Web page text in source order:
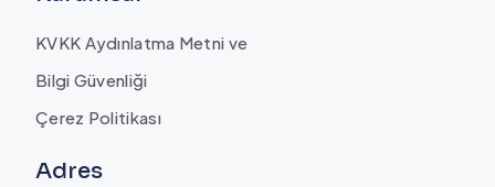
KVKK Aydınlatma Metni ve
Bilgi Güvenliği
Çerez Politikası
Adres